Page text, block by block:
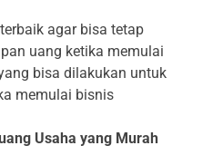
agar bisa tetap
uang ketika memulai
bisa dilakukan untuk
memulai bisnis
Usaha yang Murah